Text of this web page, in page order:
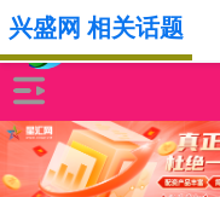
兴盛网 相关话题